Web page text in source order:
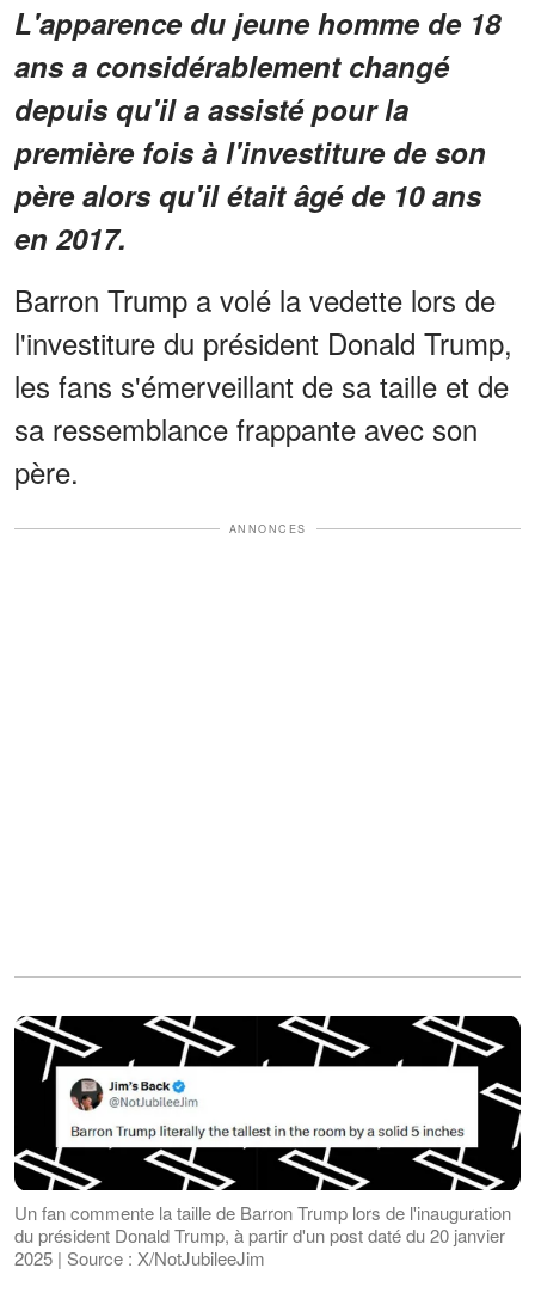
L'apparence du jeune homme de 18
ans a considérablement changé
depuis qu'il a assisté pour la
première fois à l'investiture de son
père alors qu'il était âgé de 10 ans
en 2017.
Barron Trump a volé la vedette lors de
l'investiture du président Donald Trump,
les fans s'émerveillant de sa taille et de
sa ressemblance frappante avec son
père.
ANNONCES
Un fan commente la taille de Barron Trump lors de l'inauguration
du président Donald Trump, à partir d'un post daté du 20 janvier
2025 | Source : X/NotJubileeJim